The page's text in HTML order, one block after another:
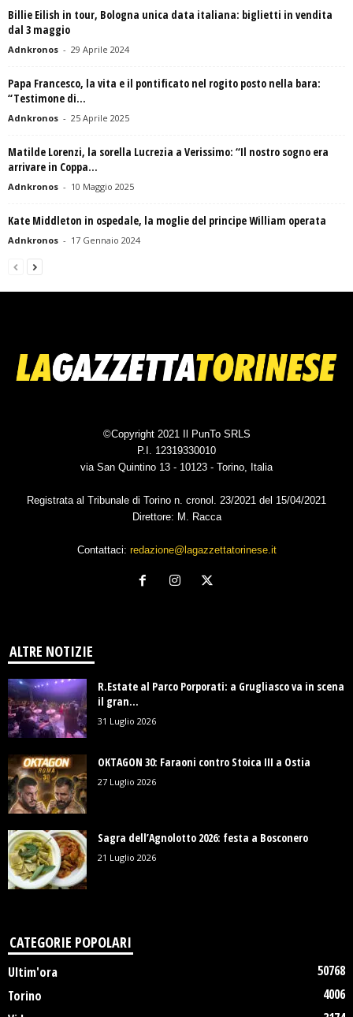
Billie Eilish in tour, Bologna unica data italiana: biglietti in vendita
dal 3 maggio
Adnkronos - 29 Aprile 2024
Papa Francesco, la vita e il pontificato nel rogito posto nella bara:
“Testimone di...
Adnkronos - 25 Aprile 2025
Matilde Lorenzi, la sorella Lucrezia a Verissimo: “Il nostro sogno era
arrivare in Coppa...
Adnkronos - 10 Maggio 2025
Kate Middleton in ospedale, la moglie del principe William operata
Adnkronos - 17 Gennaio 2024
©Copyright 2021 Il PunTo SRLS
P.I. 12319330010
via San Quintino 13 - 10123 - Torino, Italia
Registrata al Tribunale di Torino n. cronol. 23/2021 del 15/04/2021
Direttore: M. Racca
Contattaci: redazione@lagazzettatorinese.it
ALTRE NOTIZIE
R.Estate al Parco Porporati: a Grugliasco va in scena
il gran...
31 Luglio 2026
OKTAGON 30: Faraoni contro Stoica III a Ostia
27 Luglio 2026
Sagra dell’Agnolotto 2026: festa a Bosconero
21 Luglio 2026
CATEGORIE POPOLARI
Ultim'ora
50768
Torino
4006